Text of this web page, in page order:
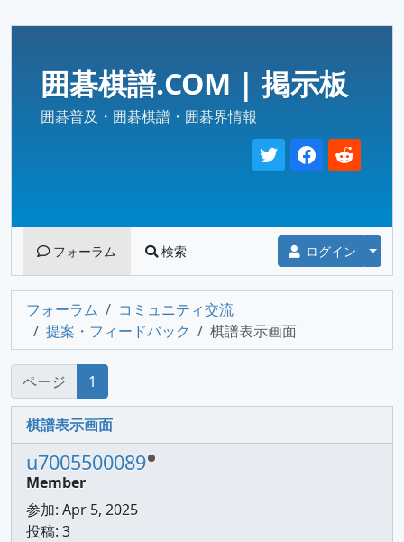
囲碁棋譜.COM | 掲示板
囲碁普及・囲碁棋譜・囲碁界情報
フォーラム 検索 ログイン
フォーラム
コミュニティ交流
提案・フィードバック
棋譜表示画面
ページ 1
棋譜表示画面
u7005500089
Member
参加: Apr 5, 2025
投稿: 3